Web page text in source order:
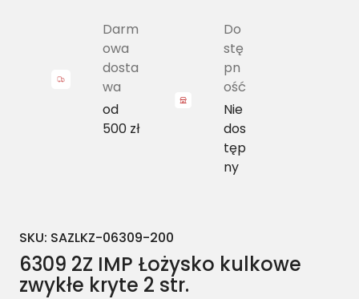
Darm
owa
dosta
wa
od
500 zł
Do
stę
pn
ość
Nie
dos
tęp
ny
SKU: SAZLKZ-06309-200
6309 2Z IMP Łożysko kulkowe
zwykłe kryte 2 str.